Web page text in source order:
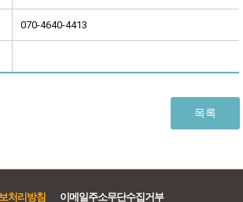
070-4640-4413
목록
처리방침 이메일주소무단수집거부